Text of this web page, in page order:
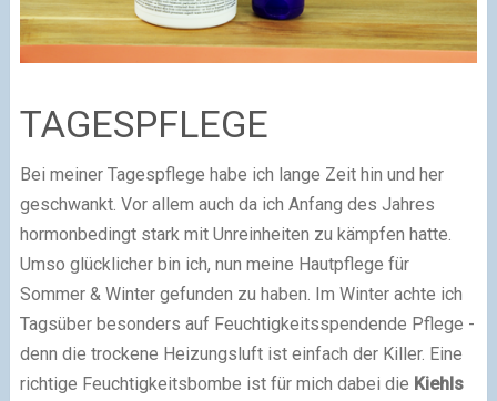
TAGESPFLEGE
Bei meiner Tagespflege habe ich lange Zeit hin und her
geschwankt. Vor allem auch da ich Anfang des Jahres
hormonbedingt stark mit Unreinheiten zu kämpfen hatte.
Umso glücklicher bin ich, nun meine Hautpflege für
Sommer & Winter gefunden zu haben. Im Winter achte ich
Tagsüber besonders auf Feuchtigkeitsspendende Pflege -
denn die trockene Heizungsluft ist einfach der Killer. Eine
richtige Feuchtigkeitsbombe ist für mich dabei die Kiehls